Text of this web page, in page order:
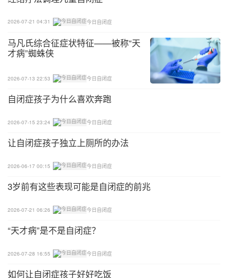
2026-07-21 04:31 今日自闭症
马凡氏综合征症状特征——被称“天
才病”蜘蛛侠
2026-07-13 22:53 今日自闭症
自闭症孩子为什么喜欢奔跑
2026-07-15 23:24 今日自闭症
让自闭症孩子独立上厕所的办法
2026-06-17 00:15 今日自闭症
3岁前有这些表现可能是自闭症的前兆
2026-07-21 06:26 今日自闭症
“天才病”是不是自闭症？
2026-07-28 16:55 今日自闭症
如何让自闭症孩子好好吃饭